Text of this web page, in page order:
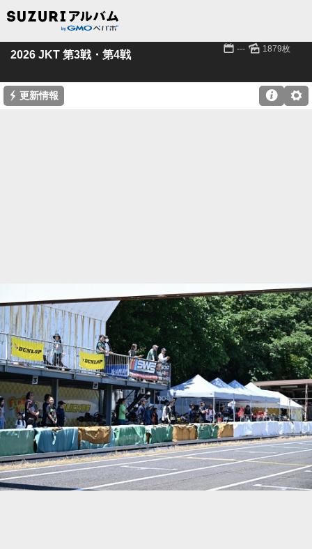
2026 JKT 第3戦・第4戦 📅 --- 🌄 1879枚
⚡ 更新情報 ⚙
